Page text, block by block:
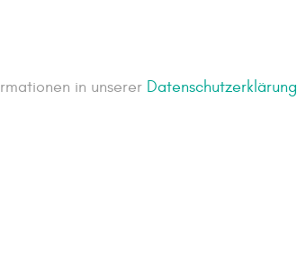
in unserer Datenschutzerklärung